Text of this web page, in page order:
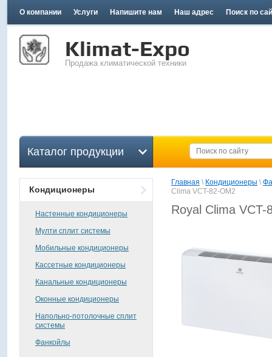
О компании Услуги Напишите нам Наш адрес Поиск по
Klimat-Expo
Продажа климатической техники
Каталог продукции
Кондиционеры
Настенные кондиционеры
Мулти сплит системы
Мобильные кондиционеры
Кассетные кондиционеры
Канальные кондиционеры
Оконные кондиционеры
Напольно-потолочные сплит
системы
Фанкойлы
Главная \ Кондиционеры \
Clima VCT-82-OM2
Royal Clima VCT-